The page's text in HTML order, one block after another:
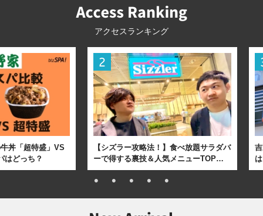
アクセスランキング
丼「超特盛」VS
はどっち？
【シズラー攻略法！】食べ放題サラダバ
ーで得する裏技＆人気メニューTOP…